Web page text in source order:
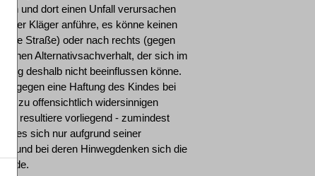
und dort einen Unfall verursachen
der Kläger anführe, es könne keinen
die Straße) oder nach rechts (gegen
Alternativsachverhalt, der sich im
deshalb nicht beeinflussen könne.
gegen eine Haftung des Kindes bei
zu offensichtlich widersinnigen
resultiere vorliegend - zumindest
sich nur aufgrund seiner
und bei deren Hinwegdenken sich die